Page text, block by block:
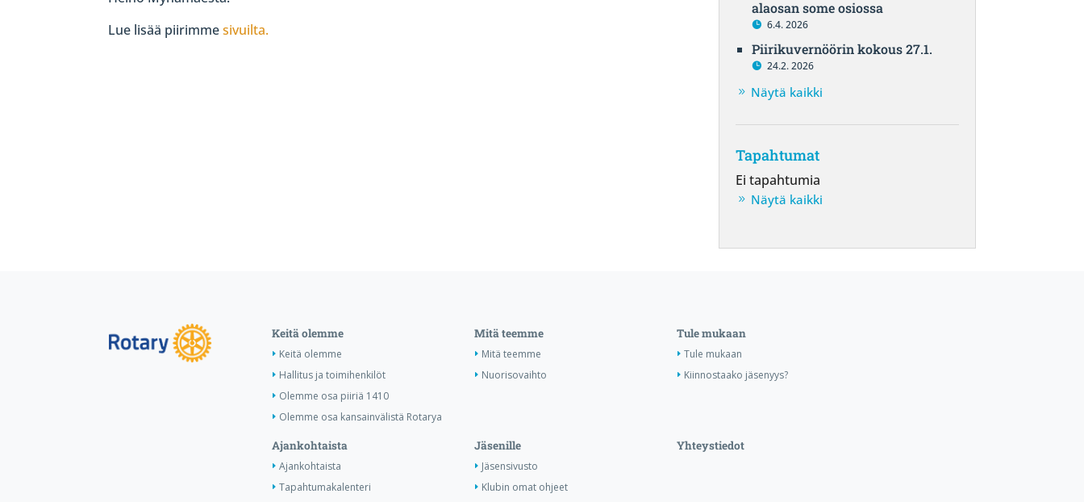
Lue lisää piirimme sivuilta.
alaosan some osiossa
6.4. 2026
Piirikuvernöörin kokous 27.1.
24.2. 2026
Näytä kaikki
Tapahtumat
Ei tapahtumia
Näytä kaikki
Keitä olemme
Keitä olemme
Hallitus ja toimihenkilöt
Olemme osa piiriä 1410
Olemme osa kansainvälistä Rotarya
Mitä teemme
Mitä teemme
Nuorisovaihto
Tule mukaan
Tule mukaan
Kiinnostaako jäsenyys?
Ajankohtaista
Ajankohtaista
Tapahtumakalenteri
Jäsenille
Jäsensivusto
Klubin omat ohjeet
Yhteystiedot